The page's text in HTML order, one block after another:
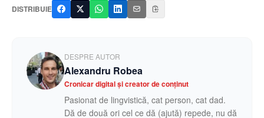
DISTRIBUIE
DESPRE AUTOR
Alexandru Robea
Cronicar digital și creator de conținut
Pasionat de lingvistică, cat person, cat dad.
Dă de două ori cel ce dă (ajută) repede, nu dă